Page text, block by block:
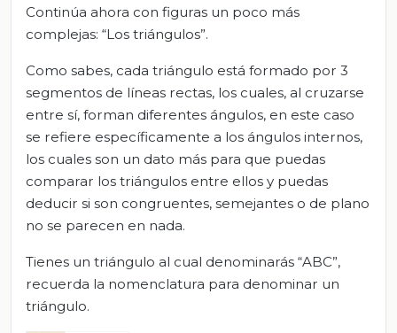
Continúa ahora con figuras un poco más
complejas: “Los triángulos”.
Como sabes, cada triángulo está formado por 3
segmentos de líneas rectas, los cuales, al cruzarse
entre sí, forman diferentes ángulos, en este caso
se refiere específicamente a los ángulos internos,
los cuales son un dato más para que puedas
comparar los triángulos entre ellos y puedas
deducir si son congruentes, semejantes o de plano
no se parecen en nada.
Tienes un triángulo al cual denominarás “ABC”,
recuerda la nomenclatura para denominar un
triángulo.